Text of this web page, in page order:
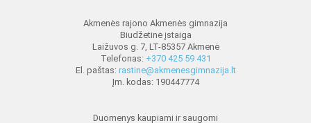
Akmenės rajono Akmenės gimnazija
Biudžetinė įstaiga
Laižuvos g. 7, LT-85357 Akmenė
Telefonas: +370 425 59 431
El. paštas: rastine@akmenesgimnazija.lt
Įm. kodas: 190447774
Duomenys kaupiami ir saugomi